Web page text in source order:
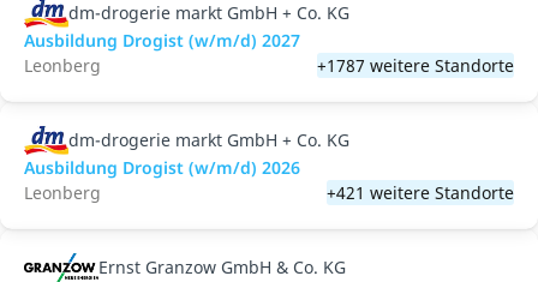
dm-drogerie markt GmbH + Co. KG
Ausbildung Drogist (w/m/d) 2027
Leonberg
+1787 weitere Standorte
dm-drogerie markt GmbH + Co. KG
Ausbildung Drogist (w/m/d) 2026
Leonberg
+421 weitere Standorte
Ernst Granzow GmbH & Co. KG